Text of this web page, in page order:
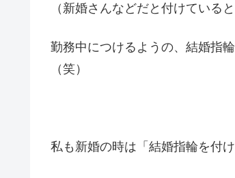
（新婚さんなどだと付けている
勤務中につけるようの、結婚指
（笑）
私も新婚の時は「結婚指輪を付